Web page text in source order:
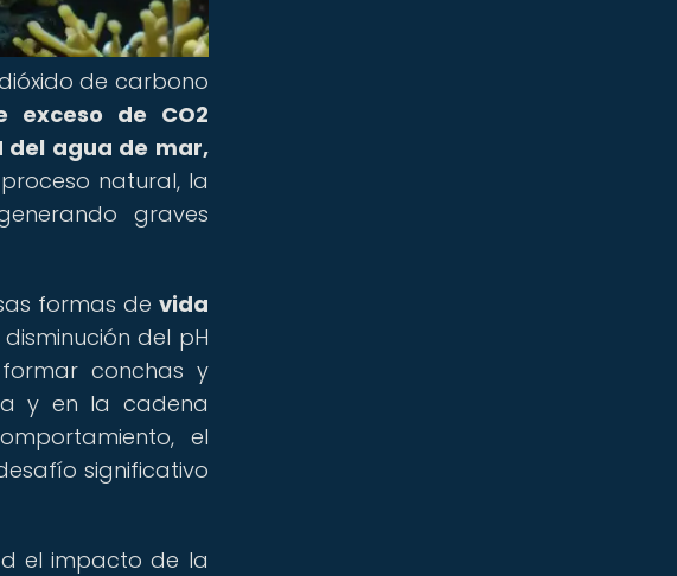
de carbono
exceso de CO2
del agua de mar,
natural, la
graves
formas de vida
del pH
conchas y
y en la cadena
el
significativo
el impacto de la